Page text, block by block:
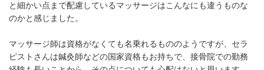
と細かい点まで配慮しているマッサージはこんなにも違うものな
のかと感じました。
マッサージ師は資格がなくても名乗れるもののようですが、セラ
ピストさんは鍼灸師などの国家資格もお持ちで、接骨院での勤務